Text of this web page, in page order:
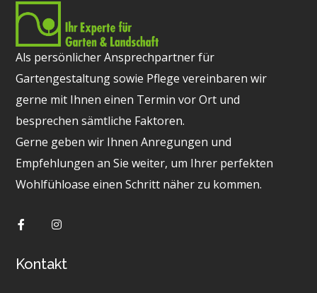
Als persönlicher Ansprechpartner für
Gartengestaltung sowie Pflege vereinbaren wir
gerne mit Ihnen einen Termin vor Ort und
besprechen sämtliche Faktoren.
Gerne geben wir Ihnen Anregungen und
Empfehlungen an Sie weiter, um Ihrer perfekten
Wohlfühloase einen Schritt näher zu kommen.
Kontakt